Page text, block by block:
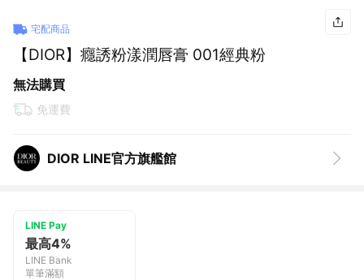
宅配商品
【DIOR】癮誘粉漾潤唇膏 001經典粉
無法購買
免運費
DIOR LINE官方旗艦館
LINE Pay
最高4%
LINE Bank
單筆滿額